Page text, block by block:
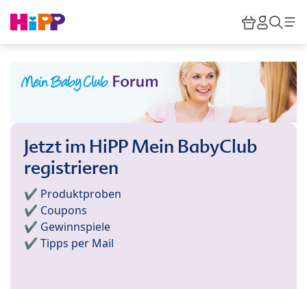
HiPP
Jetzt im HiPP Mein BabyClub
registrieren
✔️ Produktproben
✔️ Coupons
✔️ Gewinnspiele
✔️ Tipps per Mail